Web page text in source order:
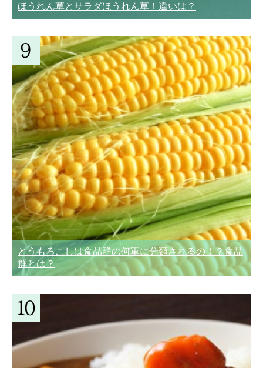
ほうれん草とサラダほうれん草！違いは？
とうもろこしは食品群の何軍に分類されるの！？食品
群とは？